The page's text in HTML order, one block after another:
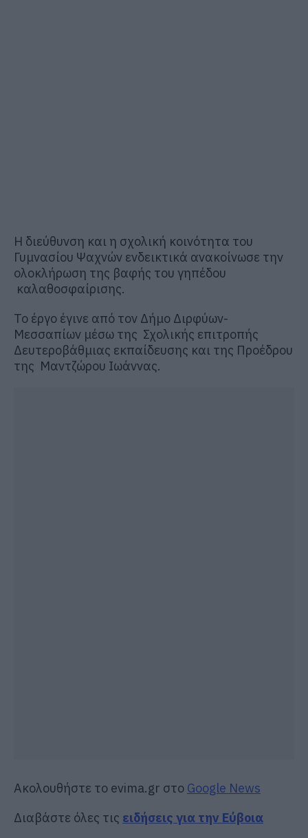
Η διεύθυνση και η σχολική κοινότητα του
Γυμνασίου Ψαχνών ενδεικτικά ανακοίνωσε την
ολοκλήρωση της βαφής του γηπέδου
καλαθοσφαίρισης.
Το έργο έγινε από τον Δήμο Διρφύων-
Μεσσαπίων μέσω της Σχολικής επιτροπής
Δευτεροβάθμιας εκπαίδευσης και της Προέδρου
της Μαντζώρου Ιωάννας.
Ακολουθήστε το evima.gr στο Google News
Διαβάστε όλες τις ειδήσεις για την Εύβοια